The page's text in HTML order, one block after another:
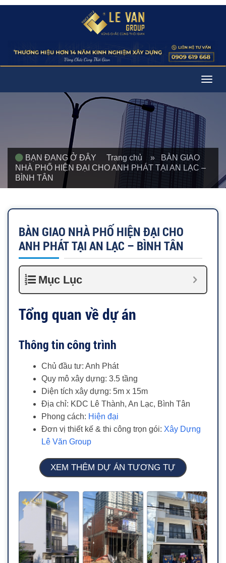
BẠN ĐANG Ở ĐÂY Trang chủ » BÀN GIAO
NHÀ PHỐ HIỆN ĐẠI CHO ANH PHÁT TẠI AN LẠC –
BÌNH TÂN
BÀN GIAO NHÀ PHỐ HIỆN ĐẠI CHO
ANH PHÁT TẠI AN LẠC – BÌNH TÂN
Mục Lục
Tổng quan về dự án
Thông tin công trình
Chủ đầu tư: Anh Phát
Quy mô xây dựng: 3.5 tầng
Diện tích xây dựng: 5m x 15m
Địa chỉ: KDC Lê Thành, An Lạc, Bình Tân
Phong cách: Hiện đại
Đơn vị thiết kế & thi công trọn gói: Xây Dựng
Lê Văn Group
XEM THÊM DỰ ÁN TƯƠNG TỰ